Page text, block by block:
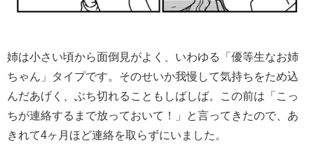
姉は小さい頃から面倒見がよく、いわゆる「優等生なお姉
ちゃん」タイプです。そのせいか我慢して気持ちをため込
んだあげく、ぶち切れることもしばしば。この前は「こっ
ちが連絡するまで放っておいて！」と言ってきたので、あ
きれて4ヶ月ほど連絡を取らずにいました。